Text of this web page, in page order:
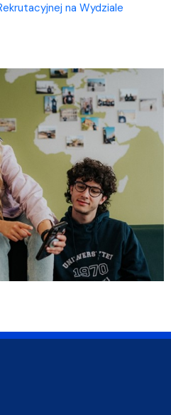
na Wydziale